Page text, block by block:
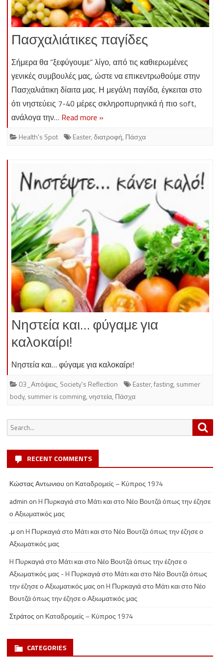
Πασχαλιάτικες παγίδες
Σήμερα θα “ξεφύγουμε” λίγο, από τις καθιερωμένες
γενικές συμβουλές μας, ώστε να επικεντρωθούμε στην
Πασχαλιάτικη δίαιτα μας. Η μεγάλη παγίδα, έγκειται στο
ότι νηστεύεις 7-40 μέρες σκληροπυρηνικά ή πιο soft,
ανάλογα την… Read more »
Health's Spot Easter,διατροφή, Πάσχα
Νηστεία και… φύγαμε για
καλοκαίρι!
Νηστεία και… φύγαμε για καλοκαίρι!
03_Απόψεις, Society's Reflection Easter,fasting, summer
body, summer is comming,νηστεία, Πάσχα
Search
for:
RECENT COMMENTS
Κώστας Αντωνιου on Καταδρομείς – Κύπρος 1974
admin onH Πυρκαγιά στο Μάτι και στο Νέο Βουτζά όπως την έζησε
ο Αξιωματικός μας
.μ onH Πυρκαγιά στο Μάτι και στο Νέο Βουτζά όπως την έζησε ο
Αξιωματικός μας
H Πυρκαγιά στο Μάτι και στο Νέο Βουτζά όπως την έζησε ο
Αξιωματικός μας - H Πυρκαγιά στο Μάτι και στο Νέο Βουτζά όπως
την έζησε ο Αξιωματικός μας onH Πυρκαγιά στο Μάτι και στο Νέο
Βουτζά όπως την έζησε ο Αξιωματικός μας
Στράτος on Καταδρομείς – Κύπρος 1974
CATEGORIES